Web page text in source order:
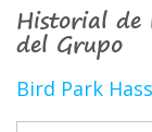
Historial de
del Grupo
Bird Park